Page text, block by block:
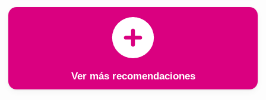
Ver más recomendaciones